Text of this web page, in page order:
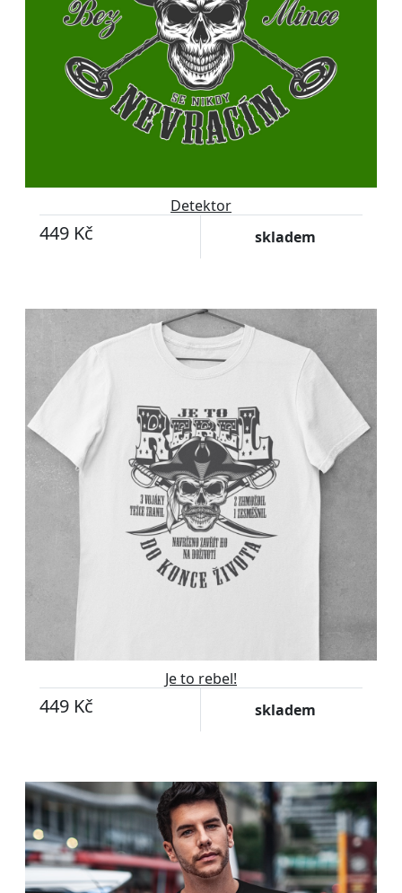
Detektor
449 Kč skladem
Je to rebel!
449 Kč skladem